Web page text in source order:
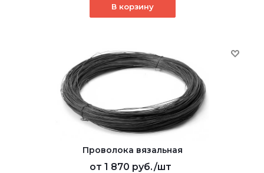
В корзину
Проволока вязальная
от 1 870 руб./шт